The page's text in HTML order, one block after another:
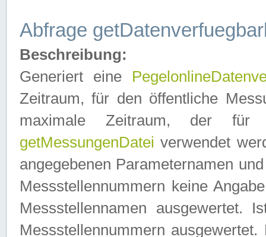
Abfrage
Beschreibung:
Generiert eine
Zeitraum, für den öffentliche
maximale Zeitraum, der
getMessungenDatei verwendet
angegebenen Parameternamen
Messstellennummern keine
Messstellennamen ausgewertet.
Messstellennummern